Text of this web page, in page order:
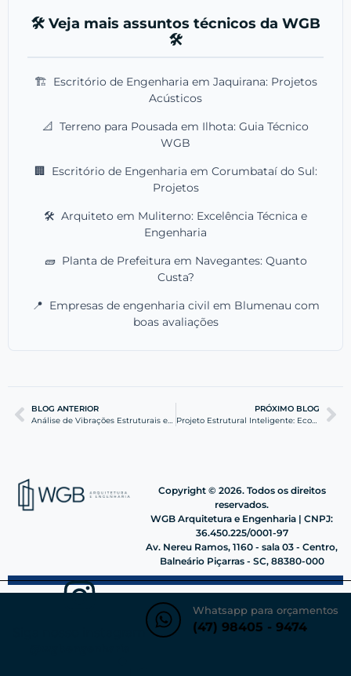
🛠️ Veja mais assuntos técnicos da WGB
🛠️
🏗️ Escritório de Engenharia em Jaquirana: Projetos
Acústicos
📐 Terreno para Pousada em Ilhota: Guia Técnico
WGB
🏢 Escritório de Engenharia em Corumbataí do Sul:
Projetos
🛠️ Arquiteto em Muliterno: Excelência Técnica e
Engenharia
🧱 Planta de Prefeitura em Navegantes: Quanto
Custa?
📍 Empresas de engenharia civil em Blumenau com
boas avaliações
BLOG ANTERIOR
Análise de Vibrações Estruturais em Itajaí: Segurança
PRÓXIMO BLOG
Projeto Estrutural Inteligente: Economize na Sua Obra
Copyright © 2026. Todos os direitos
reservados.
WGB Arquitetura e Engenharia | CNPJ:
36.450.225/0001-97
Av. Nereu Ramos, 1160 - sala 03 - Centro,
Balneário Piçarras - SC, 88380-000
Whatsapp para orçamentos
(47) 98405 - 9474